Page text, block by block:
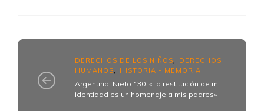
DERECHOS DE LOS NIÑOS
DERECHOS
HUMANOS
HISTORIA - MEMORIA
Argentina. Nieto 130: «La restitución de mi
identidad es un homenaje a mis padres»